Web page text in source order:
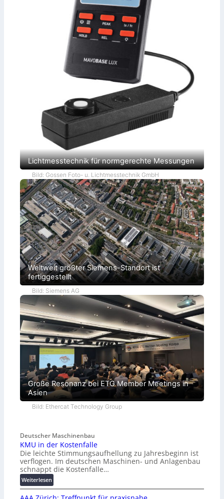
Lichtmesstechnik für normgerechte Messungen
Bild: Gossen Foto- u. Lichtmesstechnik GmbH
Weltweit größter Siemens-Standort ist
fertiggestellt
Bild: Siemens AG
Große Resonanz bei ETG Member Meetings in
Asien
Bild: Ethercat Technology Group
Deutscher Maschinenbau
KMU in der Kostenfalle
Die leichte Stimmungsaufhellung zu Jahresbeginn ist
verflogen. Im deutschen Maschinen- und Anlagenbau
schnappt die Kostenfalle…
Weiterlesen:
K
M